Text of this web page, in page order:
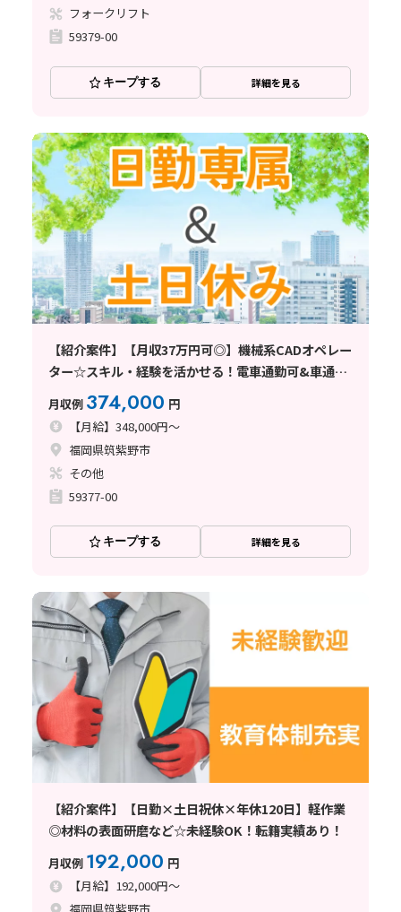
フォークリフト
59379-00
キープする 詳細を見る
【紹介案件】【月収37万円可◎】機械系CADオペレー
ター☆スキル・経験を活かせる！電車通勤可&車通勤
もOK♪
月収例 374,000 円
【月給】348,000円～
福岡県筑紫野市
その他
59377-00
キープする 詳細を見る
【紹介案件】【日勤×土日祝休×年休120日】軽作業
◎材料の表面研磨など☆未経験OK！転籍実績あり！
月収例 192,000 円
【月給】192,000円～